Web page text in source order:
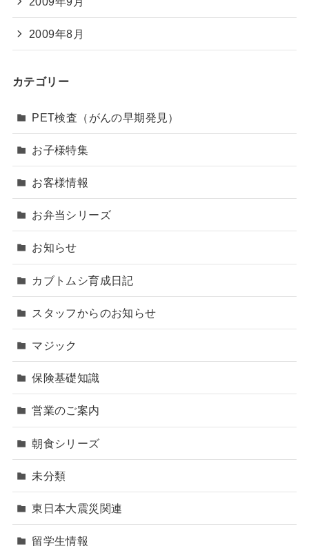
2009年8月
カテゴリー
PET検査（がんの早期発見）
お子様特集
お客様情報
お弁当シリーズ
お知らせ
カブトムシ育成日記
スタッフからのお知らせ
マジック
保険基礎知識
営業のご案内
朝食シリーズ
未分類
東日本大震災関連
留学生情報